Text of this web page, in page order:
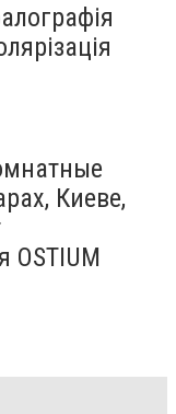
Киеве,
OSTIUM